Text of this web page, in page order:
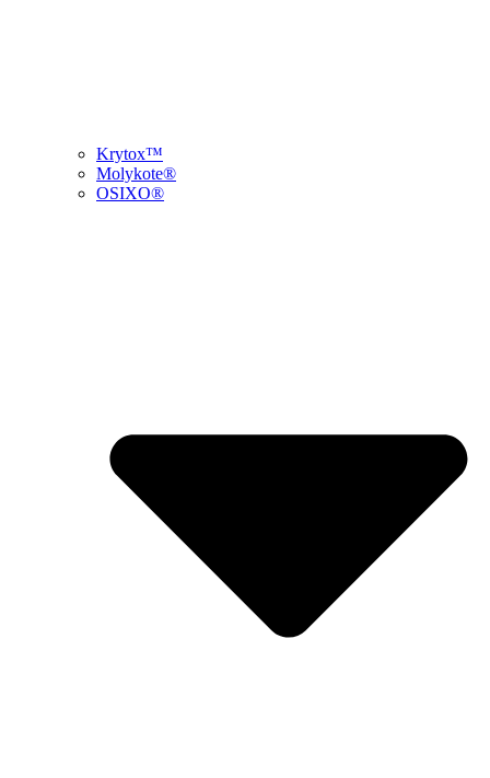
Krytox™
Molykote®
OSIXO®